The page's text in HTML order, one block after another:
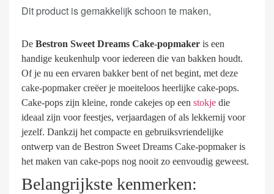
Dit product is gemakkelijk schoon te maken,
De Bestron Sweet Dreams Cake-popmaker is een
handige keukenhulp voor iedereen die van bakken houdt.
Of je nu een ervaren bakker bent of net begint, met deze
cake-popmaker creëer je moeiteloos heerlijke cake-pops.
Cake-pops zijn kleine, ronde cakejes op een stokje die
ideaal zijn voor feestjes, verjaardagen of als lekkernij voor
jezelf. Dankzij het compacte en gebruiksvriendelijke
ontwerp van de Bestron Sweet Dreams Cake-popmaker is
het maken van cake-pops nog nooit zo eenvoudig geweest.
Belangrijkste kenmerken: